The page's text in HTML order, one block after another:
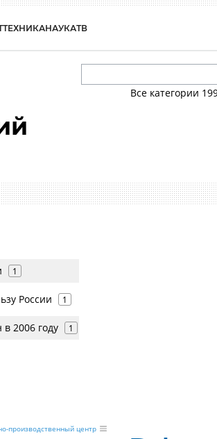
ТЕХНИКАНАУКАТВ
Все категории
1
России 1
2006 году 1
производственный центр